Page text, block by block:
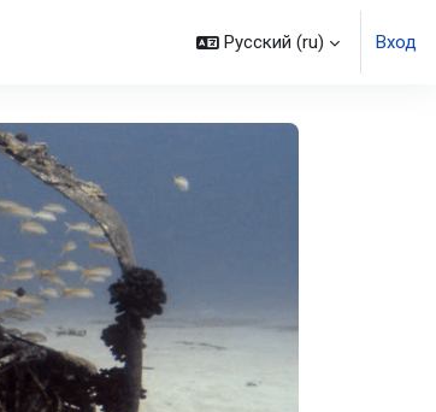
Русский ‎(ru)‎ Вход